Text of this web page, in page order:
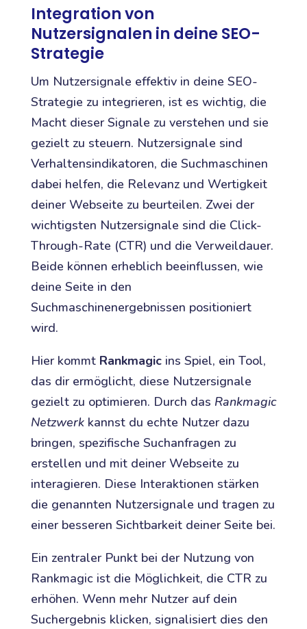
Integration von
Nutzersignalen in deine SEO-
Strategie
Um Nutzersignale effektiv in deine SEO-
Strategie zu integrieren, ist es wichtig, die
Macht dieser Signale zu verstehen und sie
gezielt zu steuern. Nutzersignale sind
Verhaltensindikatoren, die Suchmaschinen
dabei helfen, die Relevanz und Wertigkeit
deiner Webseite zu beurteilen. Zwei der
wichtigsten Nutzersignale sind die Click-
Through-Rate (CTR) und die Verweildauer.
Beide können erheblich beeinflussen, wie
deine Seite in den
Suchmaschinenergebnissen positioniert
wird.
Hier kommt Rankmagicins Spiel, ein Tool,
das dir ermöglicht, diese Nutzersignale
gezielt zu optimieren. Durch das Rankmagic
Netzwerkkannst du echte Nutzer dazu
bringen, spezifische Suchanfragen zu
erstellen und mit deiner Webseite zu
interagieren. Diese Interaktionen stärken
die genannten Nutzersignale und tragen zu
einer besseren Sichtbarkeit deiner Seite bei.
Ein zentraler Punkt bei der Nutzung von
Rankmagic ist die Möglichkeit, die CTR zu
erhöhen. Wenn mehr Nutzer auf dein
Suchergebnis klicken, signalisiert dies den